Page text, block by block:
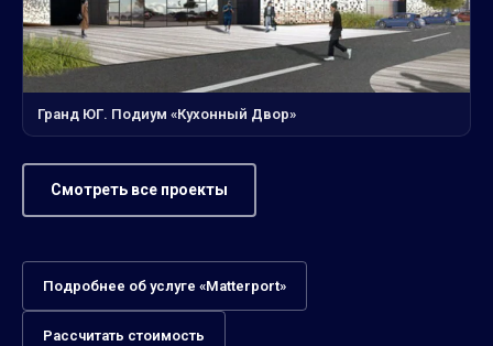
Гранд ЮГ. Подиум «Кухонный Двор»
Смотреть все проекты
Подробнее об услуге «Matterport»
Рассчитать стоимость